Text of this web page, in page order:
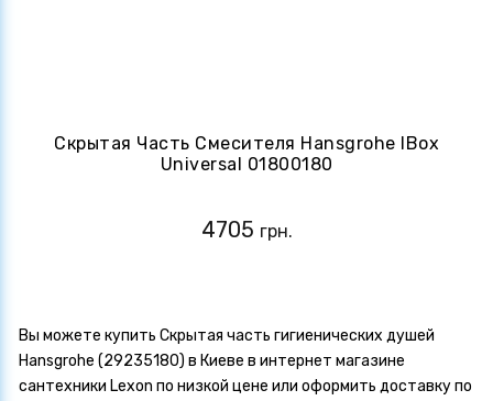
Скрытая Часть Смесителя Hansgrohe IBox
Universal 01800180
4705 грн.
Вы можете купить Скрытая часть гигиенических душей
Hansgrohe (29235180) в Киеве в интернет магазине
сантехники Lexon по низкой цене или оформить доставку по